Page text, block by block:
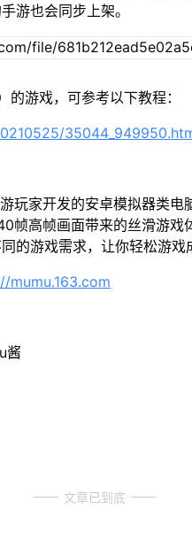
游也会同步上架。
游戏，可参考以下教程：
玩家开发的安卓模拟器类电
帧高帧画面带来的丝滑游戏
的游戏需求，让你轻松游戏
mumu.163.com
酱
文章已到底